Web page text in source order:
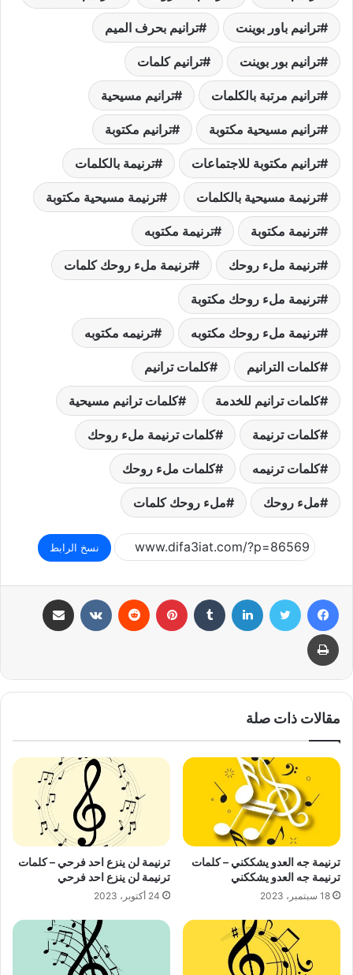
ترانيم باور بوينت ترانيم بحرف الميم
ترانيم بور بوينت ترانيم كلمات
ترانيم مرتبة بالكلمات ترانيم مسيحية
ترانيم مسيحية مكتوبة ترانيم مكتوبة
ترانيم مكتوبة للاجتماعات ترنيمة بالكلمات
ترنيمة مسيحية بالكلمات ترنيمة مسيحية مكتوبة
ترنيمة مكتوبة ترنيمة مكتوبه
ترنيمة ملء روحك ترنيمة ملء روحك كلمات
ترنيمة ملء روحك مكتوبة
ترنيمة ملء روحك مكتوبه ترنيمه مكتوبه
كلمات الترانيم كلمات ترانيم
كلمات ترانيم للخدمة كلمات ترانيم مسيحية
كلمات ترنيمة كلمات ترنيمة ملء روحك
كلمات ترنيمه كلمات ملء روحك
ملء روحك ملء روحك كلمات
نسخ الرابط
فيسبوك تويتر لينكدإن بينتيريست
طباعة
مقالات ذات صلة
ترنيمة جه العدو يشككني – كلمات
ترنيمة جه العدو يشككني
18 سبتمبر، 2023
ترنيمة لن ينزع احد فرحي – كلمات
ترنيمة لن ينزع احد فرحي
24 أكتوبر، 2023